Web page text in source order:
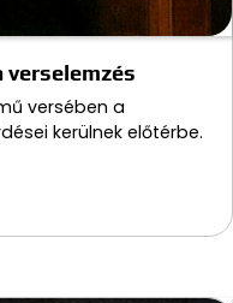
verselemzés
versében a
kerülnek előtérbe.